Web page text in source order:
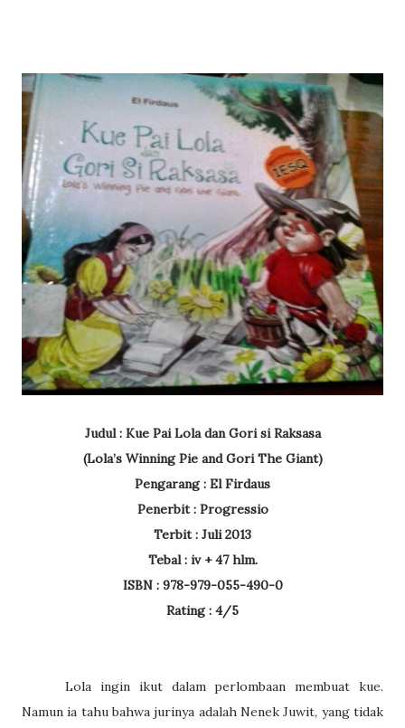
Judul : Kue Pai Lola dan Gori si Raksasa
(Lola’s Winning Pie and Gori The Giant)
Pengarang : El Firdaus
Penerbit : Progressio
Terbit : Juli 2013
Tebal : iv + 47 hlm.
ISBN : 978-979-055-490-0
Rating : 4/5
Lola ingin ikut dalam perlombaan membuat kue.
Namun ia tahu bahwa jurinya adalah Nenek Juwit, yang tidak